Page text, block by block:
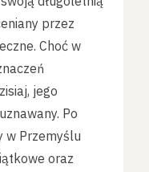
przez
Choć w
jego
Po
w Przemyślu
oraz